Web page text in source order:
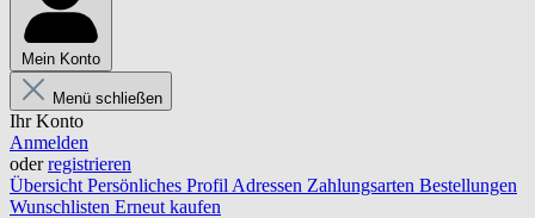
Mein Konto
Menü schließen
Ihr Konto
Anmelden
oderregistrieren
Übersicht Persönliches Profil Adressen Zahlungsarten Bestellungen
Wunschlisten Erneut kaufen